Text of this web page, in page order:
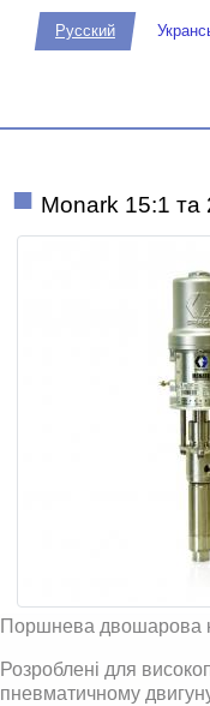
Русский
Monark 15:1 та
Поршнева двошарова
Розроблені для
пневматичному